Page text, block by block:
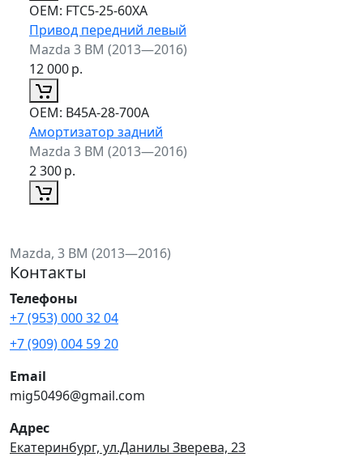
ОЕМ: FTC5-25-60XA
Привод передний левый
Mazda 3 BM (2013—2016)
12 000р.
ОЕМ: B45A-28-700A
Амортизатор задний
Mazda 3 BM (2013—2016)
2 300р.
Mazda, 3 BM (2013—2016)
Контакты
Телефоны
+7 (953) 000 32 04
+7 (909) 004 59 20
Email
mig50496@gmail.com
Адрес
Екатеринбург, ул.Данилы Зверева, 23